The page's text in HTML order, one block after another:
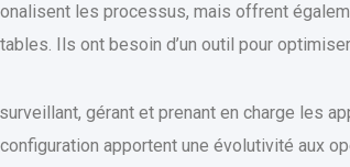
les processus, mais offrent
Ils ont besoin d’un outil pour
surveillant, gérant et prenant en charge les
apportent une évolutivité aux